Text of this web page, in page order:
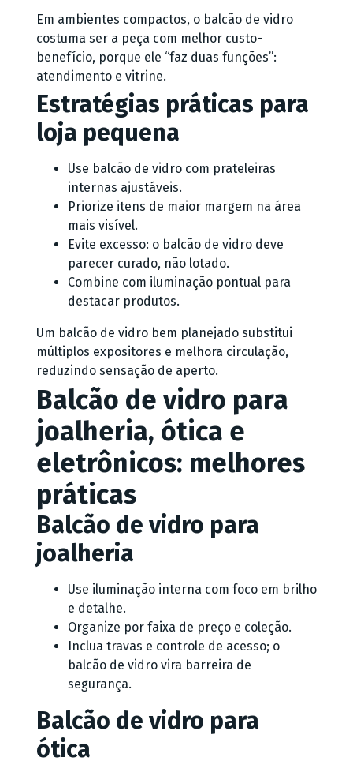
Em ambientes compactos, o balcão de vidro
costuma ser a peça com melhor custo-
benefício, porque ele “faz duas funções”:
atendimento e vitrine.
Estratégias práticas para
loja pequena
Use balcão de vidro com prateleiras
internas ajustáveis.
Priorize itens de maior margem na área
mais visível.
Evite excesso: o balcão de vidro deve
parecer curado, não lotado.
Combine com iluminação pontual para
destacar produtos.
Um balcão de vidro bem planejado substitui
múltiplos expositores e melhora circulação,
reduzindo sensação de aperto.
Balcão de vidro para
joalheria, ótica e
eletrônicos: melhores
práticas
Balcão de vidro para
joalheria
Use iluminação interna com foco em brilho
e detalhe.
Organize por faixa de preço e coleção.
Inclua travas e controle de acesso; o
balcão de vidro vira barreira de
segurança.
Balcão de vidro para
ótica